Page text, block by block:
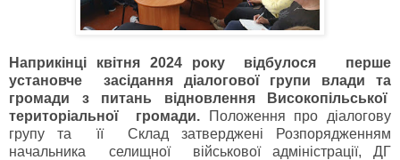
Наприкінці квітня 2024 року відбулося перше
установче засідання діалогової групи влади та
громади з питань відновлення Високопільської
територіальної громади. Положення про діалогову
групу та її Склад затверджені Розпорядженням
начальника селищної військової адміністрації, ДГ